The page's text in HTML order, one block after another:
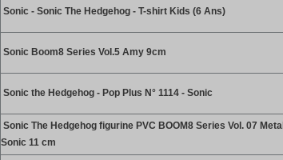
Sonic - Sonic The Hedgehog - T-shirt Kids (6 Ans)
Sonic Boom8 Series Vol.5 Amy 9cm
Sonic the Hedgehog - Pop Plus N° 1114 - Sonic
Sonic The Hedgehog figurine PVC BOOM8 Series Vol. 07 Metal
Sonic 11 cm